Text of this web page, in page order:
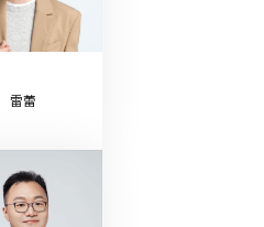
雷蕾